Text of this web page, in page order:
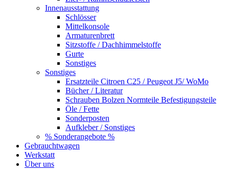
Innenausstattung
Schlösser
Mittelkonsole
Armaturenbrett
Sitzstoffe / Dachhimmelstoffe
Gurte
Sonstiges
Sonstiges
Ersatzteile Citroen C25 / Peugeot J5/ WoMo
Bücher / Literatur
Schrauben Bolzen Normteile Befestigungsteile
Öle / Fette
Sonderposten
Aufkleber / Sonstiges
% Sonderangebote %
Gebrauchtwagen
Werkstatt
Über uns